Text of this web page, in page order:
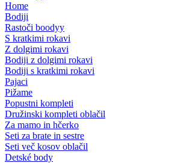
Home
Bodiji
Rastoči boodyy
S kratkimi rokavi
Z dolgimi rokavi
Bodiji z dolgimi rokavi
Bodiji s kratkimi rokavi
Pajaci
Pižame
Popustni kompleti
Družinski kompleti oblačil
Za mamo in hčerko
Seti za brate in sestre
Seti več kosov oblačil
Detské body